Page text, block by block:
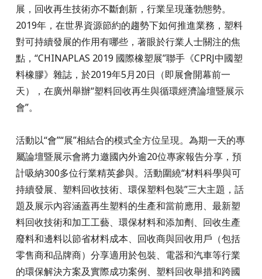
展，回收再生技術亦不斷創新，行業呈現蓬勃態勢。
2019年，在世界資源節約的趨勢下如何推進業務，塑料
對可持續發展的作用有哪些，著眼於行業人士關注的焦
點，“CHINAPLAS 2019 國際橡塑展”聯手《CPRJ中國塑
料橡膠》雜誌，於2019年5月20日（即展會開幕前一
天），在廣州舉辦“塑料回收再生與循環經濟論壇暨展示
會”。
活動以“會”“展”相結合的模式全方位呈現。為期一天的專
屬論壇暨展示會將力邀國內外逾20位專家報告分享，預
計吸納300多位行業精英參與。活動圍繞“材料科學與可
持續發展、塑料回收技術、環保塑料包裝”三大主題，話
題及展示內容涵蓋再生塑料的生產和當前應用、最新塑
料回收技術和加工工藝、環保材料和添加劑、回收生產
廢料和邊料以節省材料成本、回收商與回收用戶（包括
零售商和品牌商）分享適用於包裝、電器和汽車等行業
的環保解決方案及實際成功案例、塑料回收舉措和跨國